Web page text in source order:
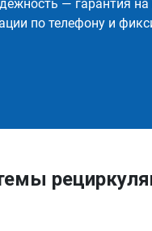
— гарантия
по телефону и